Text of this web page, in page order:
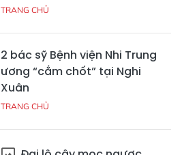
TRANG CHỦ
2 bác sỹ Bệnh viện Nhi Trung
ương “cắm chốt” tại Nghi
Xuân
TRANG CHỦ